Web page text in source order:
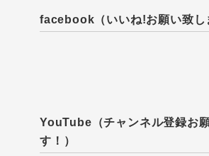
facebook（いいね!お願い致し
YouTube（チャンネル登録お
す！）